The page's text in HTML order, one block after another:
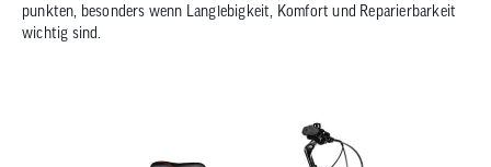
punkten, besonders wenn Langlebigkeit, Komfort und Reparierbarkeit
wichtig sind.